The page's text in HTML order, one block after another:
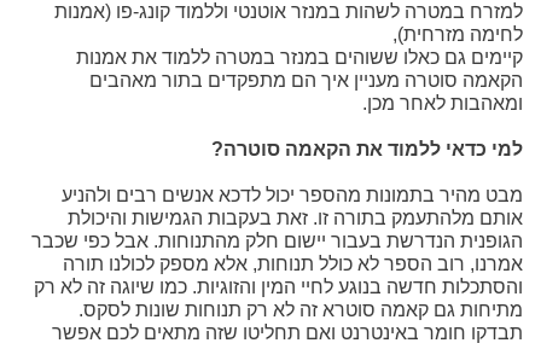
למזרח במטרה לשהות במנזר אוטנטי וללמוד קונג-פו (אמנות
לחימה מזרחית),
קיימים גם כאלו ששוהים במנזר במטרה ללמוד את אמנות
הקאמה סוטרה מעניין איך הם מתפקדים בתור מאהבים
ומאהבות לאחר מכן.
למי כדאי ללמוד את הקאמה סוטרה?
מבט מהיר בתמונות מהספר יכול לדכא אנשים רבים ולהניע
אותם מלהתעמק בתורה זו. זאת בעקבות הגמישות והיכולת
הגופנית הנדרשת בעבור יישום חלק מהתנוחות. אבל כפי שכבר
אמרנו, רוב הספר לא כולל תנוחות, אלא מספק לכולנו תורה
והסתכלות חדשה בנוגע לחיי המין והזוגיות. כמו שיוגה זה לא רק
מתיחות גם קאמה סוטרא זה לא רק תנוחות שונות לסקס.
תבדקו חומר באינטרנט ואם תחליטו שזה מתאים לכם אפשר